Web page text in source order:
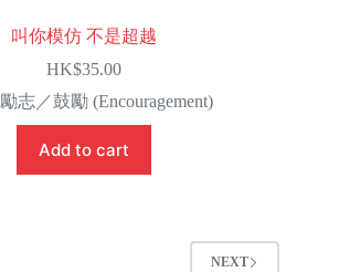
叫你模仿 不是超越
HK$35.00
勵志／鼓勵 (Encouragement)
Add to cart
NEXT